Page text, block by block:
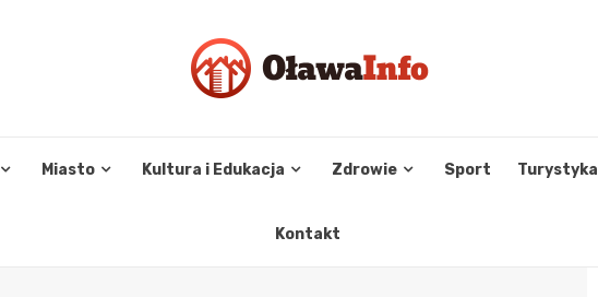
Miasto Kultura i Edukacja Zdrowie Sport Turystyka
Kontakt